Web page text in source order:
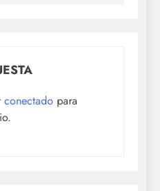
conectado para